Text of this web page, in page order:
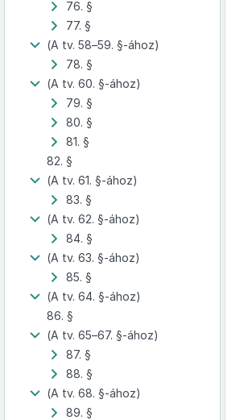
76. §
77. §
(A tv. 58–59. §-ához)
78. §
(A tv. 60. §-ához)
79. §
80. §
81. §
82. §
(A tv. 61. §-ához)
83. §
(A tv. 62. §-ához)
84. §
(A tv. 63. §-ához)
85. §
(A tv. 64. §-ához)
86. §
(A tv. 65–67. §-ához)
87. §
88. §
(A tv. 68. §-ához)
89. §